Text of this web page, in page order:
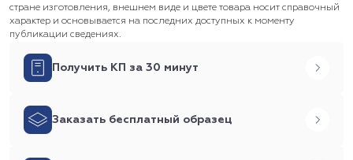
стране изготовления, внешнем виде и цвете товара носит справочный
характер и основывается на последних доступных к моменту
публикации сведениях.
Получить КП за 30 минут
Заказать бесплатный образец